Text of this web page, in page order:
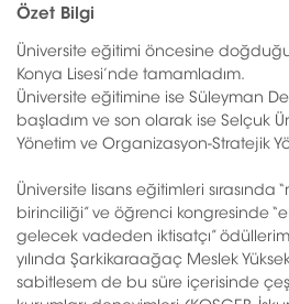
Özet Bilgi
Üniversite eğitimi öncesine
Konya Lisesi’nde tamamladım.
Üniversite eğitimine ise Süleyman
başladım ve son olarak ise Selçuk
Yönetim ve Organizasyon-Stratejik
Üniversite lisans eğitimleri sırasında
birinciliği” ve öğrenci kongresinde
gelecek vadeden iktisatçı”
yılında Şarkikaraağaç Meslek
sabitlesem de bu süre içerisinde